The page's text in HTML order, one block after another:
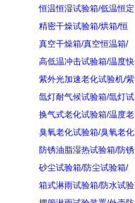
恒温恒湿试验箱/低温恒定
精密干燥试验箱/烘箱/恒
真空干燥箱/真空恒温箱/
高低温冲击试验箱/温度快
紫外光加速老化试验机/紫
氙灯耐气候试验箱/氙灯试
换气式老化试验箱/温度老
臭氧老化试验箱/臭氧老化
防锈油脂湿热试验箱/防锈
砂尘试验箱/防尘试验箱/
箱式淋雨试验箱/防水试验